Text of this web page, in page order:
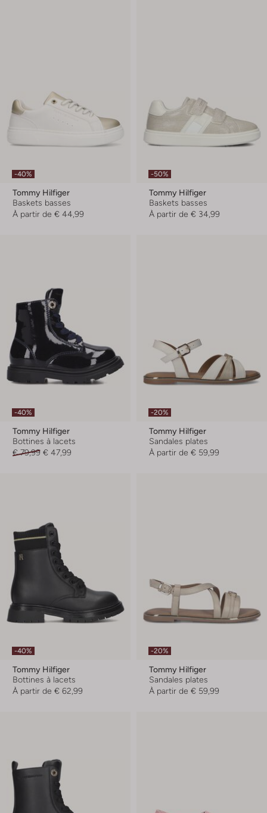
-40%
Tommy Hilfiger
Baskets basses
À partir de € 44,99
-50%
Tommy Hilfiger
Baskets basses
À partir de € 34,99
-40%
Tommy Hilfiger
Bottines à lacets
€ 79,99 € 47,99
-20%
Tommy Hilfiger
Sandales plates
À partir de € 59,99
-40%
Tommy Hilfiger
Bottines à lacets
À partir de € 62,99
-20%
Tommy Hilfiger
Sandales plates
À partir de € 59,99